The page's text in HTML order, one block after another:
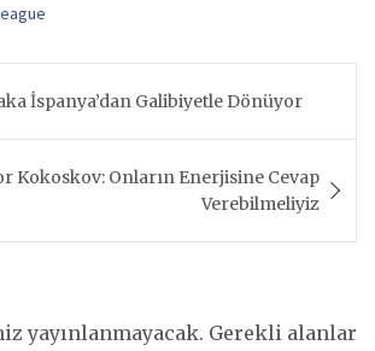
İspanya’dan Galibiyetle Dönüyor
Kokoskov: Onların Enerjisine Cevap
Verebilmeliyiz
yayınlanmayacak. Gerekli alanlar